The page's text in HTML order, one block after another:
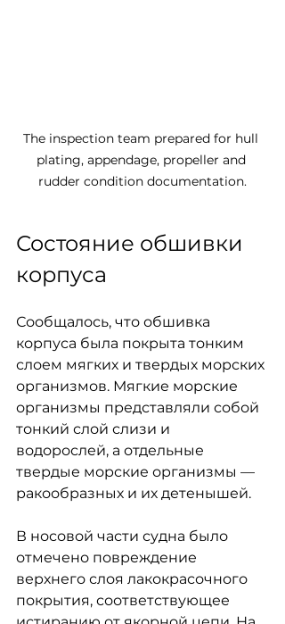
The inspection team prepared for hull
plating, appendage, propeller and
rudder condition documentation.
Состояние обшивки
корпуса
Сообщалось, что обшивка
корпуса была покрыта тонким
слоем мягких и твердых морских
организмов. Мягкие морские
организмы представляли собой
тонкий слой слизи и
водорослей, а отдельные
твердые морские организмы —
ракообразных и их детенышей.
В носовой части судна было
отмечено повреждение
верхнего слоя лакокрасочного
покрытия, соответствующее